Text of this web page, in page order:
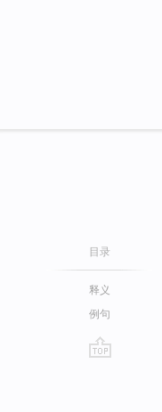
目录
释义
例句